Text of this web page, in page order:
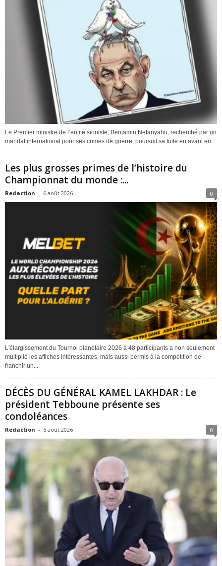
Le Premier ministre de l’entité sioniste, Benjamin Netanyahu, recherché par un
mandat international pour ses crimes de guerre, poursuit sa fuite en avant en...
Les plus grosses primes de l’histoire du
Championnat du monde :...
Redaction - 6 août 2026 0
L'élargissement du Tournoi planétaire 2026 à 48 participants a non seulement
multiplié les affiches intéressantes, mais aussi permis à la compétition de
franchir un...
DÉCÈS DU GÉNÉRAL KAMEL LAKHDAR : Le
président Tebboune présente ses
condoléances
Redaction - 6 août 2026 0